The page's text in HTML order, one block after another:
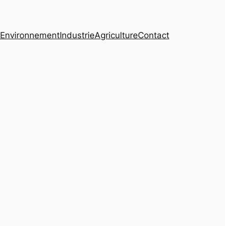
EnvironnementIndustrieAgricultureContact